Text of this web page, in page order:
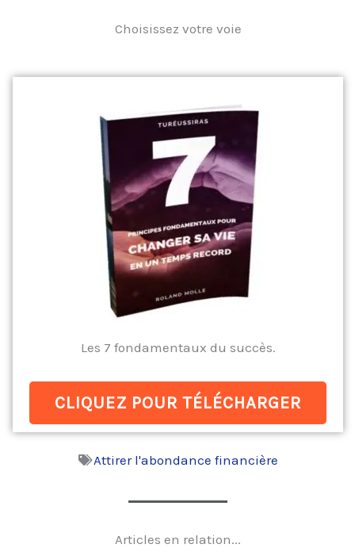
Choisissez votre voie
Les 7 fondamentaux du succès.
CLIQUEZ POUR TÉLÉCHARGER
Attirer l'abondance financière
Articles en relation...